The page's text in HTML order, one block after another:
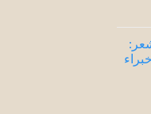
خبراء